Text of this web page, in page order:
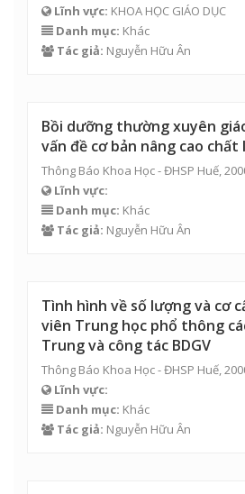
Lĩnh vực: KHOA HỌC GIÁO DỤC
Danh mục: Khác
Tác giả: Nguyễn Hữu Ân
Bồi dưỡng thường xuyên
vấn đề cơ bản nâng cao
Thông Báo Khoa Học - ĐHSP Huế,
Lĩnh vực:
Danh mục: Khác
Tác giả: Nguyễn Hữu Ân
Tình hình về số lượng và cơ
viên Trung học phổ thông
Trung và công tác BDGV
Thông Báo Khoa Học - ĐHSP Huế,
Lĩnh vực:
Danh mục: Khác
Tác giả: Nguyễn Hữu Ân